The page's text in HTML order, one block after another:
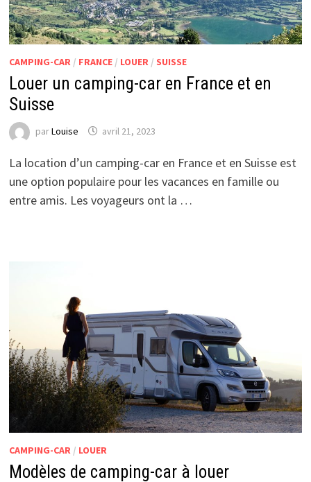
CAMPING-CAR/ FRANCE/ LOUER/ SUISSE
Louer un camping-car en France et en
Suisse
parLouise avril 21, 2023
La location d’un camping-car en France et en Suisse est
une option populaire pour les vacances en famille ou
entre amis. Les voyageurs ont la …
CAMPING-CAR/ LOUER
Modèles de camping-car à louer